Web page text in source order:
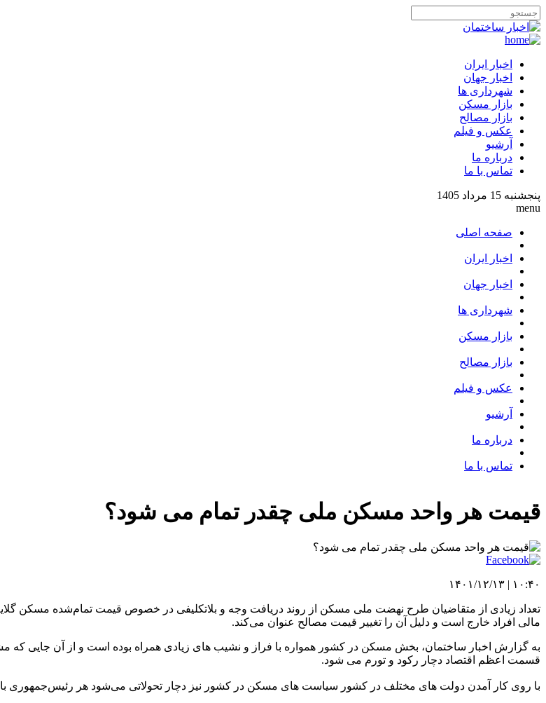
اخبار ایران
اخبار جهان
شهرداری ها
بازار مسکن
بازار مصالح
عکس و فیلم
آرشیو
درباره ما
تماس با ما
پنجشنبه 15 مرداد 1405
menu
صفحه اصلی
اخبار ایران
اخبار جهان
شهرداری ها
بازار مسکن
بازار مصالح
عکس و فیلم
آرشیو
درباره ما
تماس با ما
قیمت هر واحد مسکن ملی چقدر تمام می شود؟
۱۰:۴۰ | ۱۴۰۱/۱۲/۱۳
تعداد زیادی از متقاضیان طرح نهضت ملی مسکن از روند دریافت وجه و بلاتکلیفی در خصوص قیمت تمام‌شده مسکن
مالی افراد خارج است و دلیل آن را تغییر قیمت مصالح عنوان می‌کند.
به گزارش اخبار ساختمان، بخش مسکن در کشور همواره با فراز و نشیب های زیادی همراه بوده است و از آن جایی
قسمت اعظم اقتصاد دچار رکود و تورم می شود.
با روی کار آمدن دولت های مختلف در کشور سیاست های مسکن در کشور نیز دچار تحولاتی می‌شود هر رئیس‌جمهوری